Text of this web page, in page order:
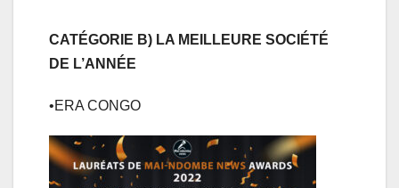
CATÉGORIE B) LA MEILLEURE SOCIÉTÉ
DE L’ANNÉE
•ERA CONGO